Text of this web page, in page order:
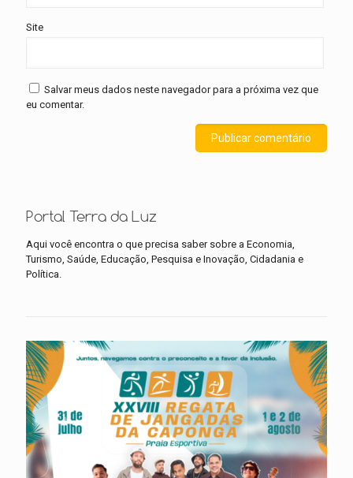
Site
Salvar meus dados neste navegador para a próxima vez que
eu comentar.
Portal Terra da Luz
Aqui você encontra o que precisa saber sobre a Economia,
Turismo, Saúde, Educação, Pesquisa e Inovação, Cidadania e
Política.